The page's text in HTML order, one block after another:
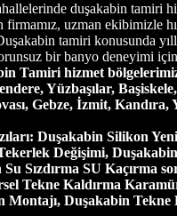
duşakabin tamiri
uzman ekibimizle
tamiri konusunda
bir banyo deneyimi
Tamiri hizmet
Yüzbaşılar,
Gebze, İzmit, Kandıra,
Duşakabin Silikon
Değişimi,
Sızdırma SU Kaçırma
Tekne Kaldırma
Montajı, Duşakabin Tekne